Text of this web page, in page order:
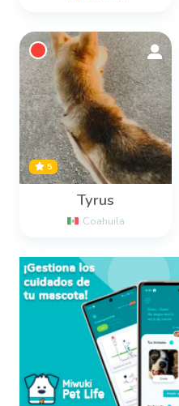
5
Tyrus
Coahuila